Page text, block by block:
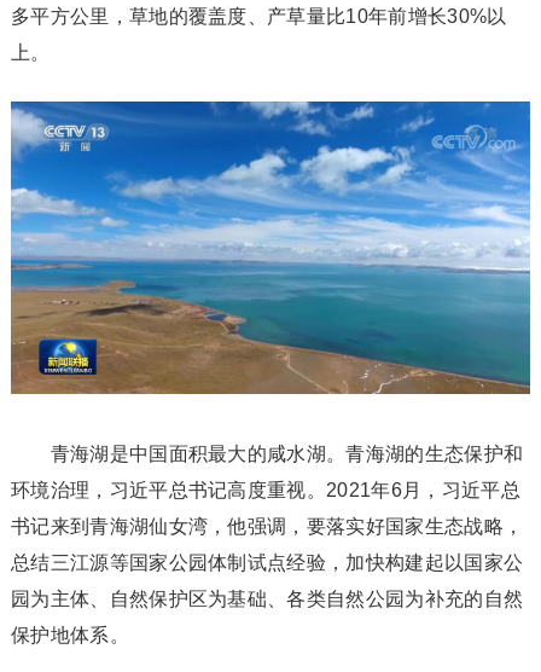
多平方公里，草地的覆盖度、产草量比10年前增长30%以
上。
青海湖是中国面积最大的咸水湖。青海湖的生态保护和
环境治理，习近平总书记高度重视。2021年6月，习近平总
书记来到青海湖仙女湾，他强调，要落实好国家生态战略，
总结三江源等国家公园体制试点经验，加快构建起以国家公
园为主体、自然保护区为基础、各类自然公园为补充的自然
保护地体系。